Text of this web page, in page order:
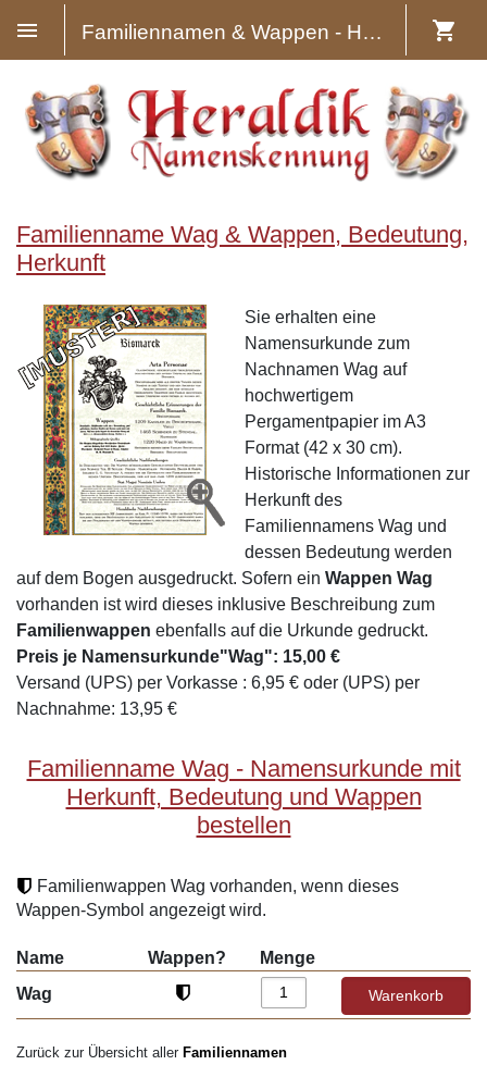
Familiennamen & Wappen - Heraldik
Familienname Wag & Wappen, Bedeutung,
Herkunft
Sie erhalten eine
Namensurkunde zum
Nachnamen Wag auf
hochwertigem
Pergamentpapier im A3
Format (42 x 30 cm).
Historische Informationen zur
Herkunft des
Familiennamens Wag und
dessen Bedeutung werden
auf dem Bogen ausgedruckt. Sofern ein Wappen Wag
vorhanden ist wird dieses inklusive Beschreibung zum
Familienwappen ebenfalls auf die Urkunde gedruckt.
Preis je Namensurkunde"Wag": 15,00 €
Versand (UPS) per Vorkasse : 6,95 € oder (UPS) per
Nachnahme: 13,95 €
Familienname Wag - Namensurkunde mit
Herkunft, Bedeutung und Wappen
bestellen
Familienwappen Wag vorhanden, wenn dieses
Wappen-Symbol angezeigt wird.
Name Wappen?
Menge
Wag
Zurück zur Übersicht aller Familiennamen